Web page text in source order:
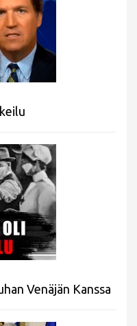
Venäjän Kanssa